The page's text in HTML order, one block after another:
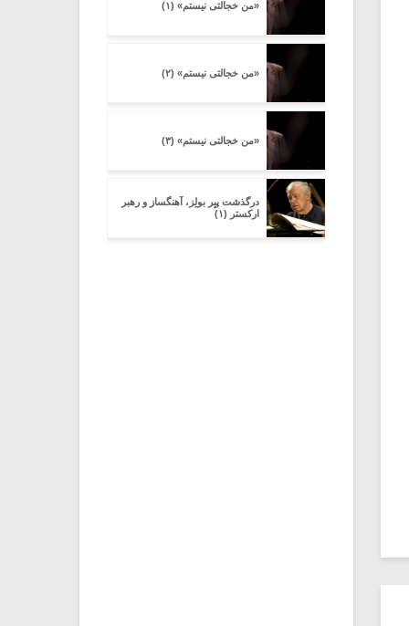
«من خجالتی نیستم» (۱)
«من خجالتی نیستم» (۲)
«من خجالتی نیستم» (۳)
درگذشت پیِر بولِز، آهنگساز و رهبر
ارکستر (۱)